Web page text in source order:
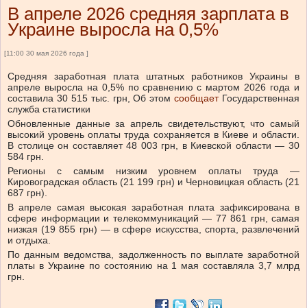
В апреле 2026 средняя зарплата в
Украине выросла на 0,5%
[11:00 30 мая 2026 года ]
Средняя заработная плата штатных работников Украины в
апреле выросла на 0,5% по сравнению с мартом 2026 года и
составила 30 515 тыс. грн, Об этом сообщает Государственная
служба статистики
Обновленные данные за апрель свидетельствуют, что самый
высокий уровень оплаты труда сохраняется в Киеве и области.
В столице он составляет 48 003 грн, в Киевской области — 30
584 грн.
Регионы с самым низким уровнем оплаты труда —
Кировоградская область (21 199 грн) и Черновицкая область (21
687 грн).
В апреле самая высокая заработная плата зафиксирована в
сфере информации и телекоммуникаций — 77 861 грн, самая
низкая (19 855 грн) — в сфере искусства, спорта, развлечений
и отдыха.
По данным ведомства, задолженность по выплате заработной
платы в Украине по состоянию на 1 мая составляла 3,7 млрд
грн.